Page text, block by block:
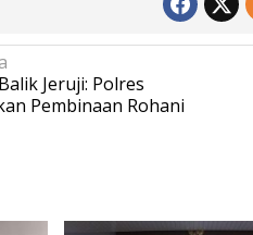
Jeruji: Polres
Pembinaan Rohani